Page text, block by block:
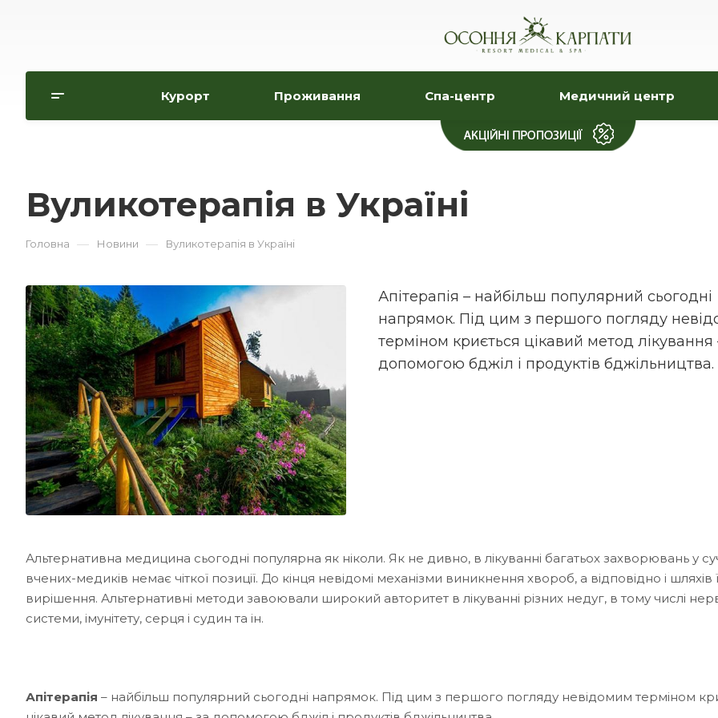
Курорт Проживання Спа-центр Медичний центр
Вуликотерапія в Україні
Головна — Новини — Вуликотерапія в Україні
Апітерапія – найбільш популярний сьогодні
напрямок. Під цим з першого погляду
терміном криється цікавий метод лікування
допомогою бджіл і продуктів бджільництва.
Альтернативна медицина сьогодні популярна як ніколи. Як не дивно, в лікуванні багатьох захворювань у
вчених-медиків немає чіткої позиції. До кінця невідомі механізми виникнення хвороб, а відповідно і шляхів
вирішення. Альтернативні методи завоювали широкий авторитет в лікуванні різних недуг, в тому числі
системи, імунітету, серця і судин та ін.
Апітерапія – найбільш популярний сьогодні напрямок. Під цим з першого погляду невідомим терміном